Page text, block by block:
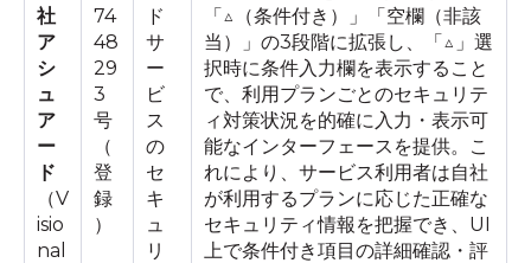
社
ア
シ
ュ
ア
ー
ド
（V
isio
nal
74
48
29
3
号
（
登
録
）
ド
サ
ー
ビ
ス
の
セ
キ
ュ
リ
「△（条件付き）」「空欄（非該
当）」の3段階に拡張し、「△」選
択時に条件入力欄を表示すること
で、利用プランごとのセキュリテ
ィ対策状況を的確に入力・表示可
能なインターフェースを提供。こ
れにより、サービス利用者は自社
が利用するプランに応じた正確な
セキュリティ情報を把握でき、UI
上で条件付き項目の詳細確認・評